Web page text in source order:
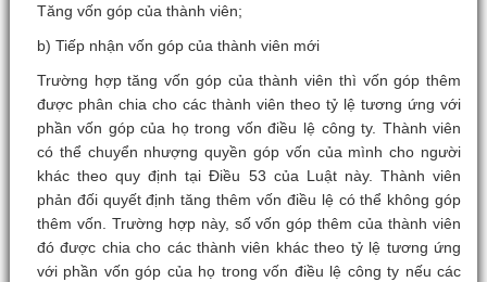
Tăng vốn góp của thành viên;
b) Tiếp nhận vốn góp của thành viên mới
Trường hợp tăng vốn góp của thành viên thì vốn góp thêm
được phân chia cho các thành viên theo tỷ lệ tương ứng với
phần vốn góp của họ trong vốn điều lệ công ty. Thành viên
có thể chuyển nhượng quyền góp vốn của mình cho người
khác theo quy định tại Điều 53 của Luật này. Thành viên
phản đối quyết định tăng thêm vốn điều lệ có thể không góp
thêm vốn. Trường hợp này, số vốn góp thêm của thành viên
đó được chia cho các thành viên khác theo tỷ lệ tương ứng
với phần vốn góp của họ trong vốn điều lệ công ty nếu các